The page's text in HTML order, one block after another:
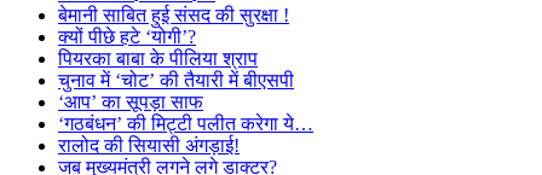
बेमानी साबित हुई संसद की सुरक्षा !
क्यों पीछे हटे ‘योगी’?
पियरका बाबा के पीलिया श्राप
चुनाव में ‘चोट’ की तैयारी में बीएसपी
‘आप’ का सूपड़ा साफ
‘गठबंधन’ की मिट्टी पलीत करेगा ये…
रालोद की सियासी अंगड़ाई!
जब मुख्यमंत्री लगने लगे डाक्टर?